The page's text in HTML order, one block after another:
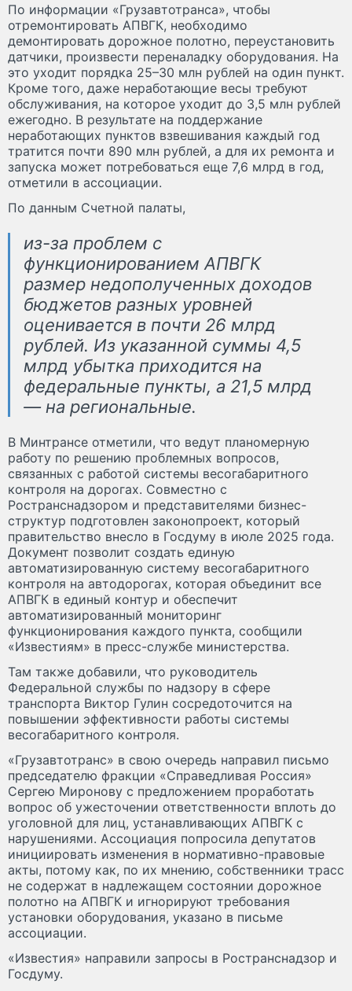
По информации «Грузавтотранса», чтобы
отремонтировать АПВГК, необходимо
демонтировать дорожное полотно, переустановить
датчики, произвести переналадку оборудования. На
это уходит порядка 25–30 млн рублей на один пункт.
Кроме того, даже неработающие весы требуют
обслуживания, на которое уходит до 3,5 млн рублей
ежегодно. В результате на поддержание
неработающих пунктов взвешивания каждый год
тратится почти 890 млн рублей, а для их ремонта и
запуска может потребоваться еще 7,6 млрд в год,
отметили в ассоциации.
По данным Счетной палаты,
из-за проблем с
функционированием АПВГК
размер недополученных доходов
бюджетов разных уровней
оценивается в почти 26 млрд
рублей. Из указанной суммы 4,5
млрд убытка приходится на
федеральные пункты, а 21,5 млрд
— на региональные.
В Минтрансе отметили, что ведут планомерную
работу по решению проблемных вопросов,
связанных с работой системы весогабаритного
контроля на дорогах. Совместно с
Ространснадзором и представителями бизнес-
структур подготовлен законопроект, который
правительство внесло в Госдуму в июле 2025 года.
Документ позволит создать единую
автоматизированную систему весогабаритного
контроля на автодорогах, которая объединит все
АПВГК в единый контур и обеспечит
автоматизированный мониторинг
функционирования каждого пункта, сообщили
«Известиям» в пресс-службе министерства.
Там также добавили, что руководитель
Федеральной службы по надзору в сфере
транспорта Виктор Гулин сосредоточится на
повышении эффективности работы системы
весогабаритного контроля.
«Грузавтотранс» в свою очередь направил письмо
председателю фракции «Справедливая Россия»
Сергею Миронову с предложением проработать
вопрос об ужесточении ответственности вплоть до
уголовной для лиц, устанавливающих АПВГК с
нарушениями. Ассоциация попросила депутатов
инициировать изменения в нормативно-правовые
акты, потому как, по их мнению, собственники трасс
не содержат в надлежащем состоянии дорожное
полотно на АПВГК и игнорируют требования
установки оборудования, указано в письме
ассоциации.
«Известия» направили запросы в Ространснадзор и
Госдуму.